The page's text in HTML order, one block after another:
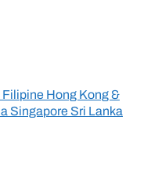
Filipine Hong Kong &
Singapore Sri Lanka